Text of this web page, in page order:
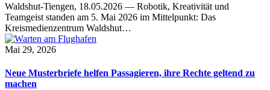
Waldshut-Tiengen, 18.05.2026 — Robotik, Kreativität und
Teamgeist standen am 5. Mai 2026 im Mittelpunkt: Das
Kreismedienzentrum Waldshut…
Mai 29, 2026
Neue Musterbriefe helfen Passagieren, ihre Rechte geltend zu
machen